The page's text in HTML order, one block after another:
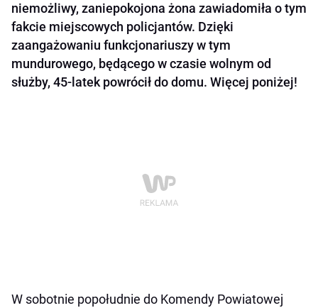
niemożliwy, zaniepokojona żona zawiadomiła o tym
fakcie miejscowych policjantów. Dzięki
zaangażowaniu funkcjonariuszy w tym
mundurowego, będącego w czasie wolnym od
służby, 45-latek powrócił do domu. Więcej poniżej!
W sobotnie popołudnie do Komendy Powiatowej